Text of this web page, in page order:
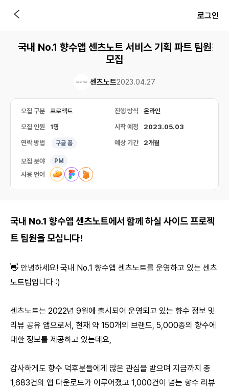
로그인
국내 No.1 향수앱 센츠노트 서비스 기획 파트 팀원
모집
센츠노트2023.04.27
모집 구분 프로젝트 진행 방식 온라인
모집 인원 1명 시작 예정 2023.05.03
연락 방법 구글 폼 예상 기간 2개월
모집 분야 PM
사용 언어
국내 No.1 향수앱 센츠노트에서 함께 하실 사이드 프로젝
트 팀원을 모십니다!
👋 안녕하세요! 국내 No.1 향수앱 센츠노트를 운영하고 있는 센츠
노트팀입니다 :)
센츠노트는 2022년 9월에 출시되어 운영되고 있는 향수 정보 및
리뷰 공유 앱으로서, 현재 약 150개의 브랜드, 5,000종의 향수에
대한 정보를 제공하고 있는데요,
감사하게도 향수 덕후분들에게 많은 관심을 받으며 지금까지 총
1,683건의 앱 다운로드가 이루어졌고 1,000건이 넘는 향수 리뷰